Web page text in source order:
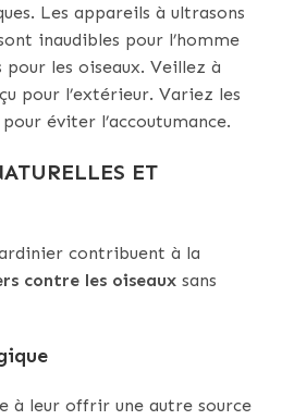
Les appareils à ultrasons
inaudibles pour l’homme
les oiseaux. Veillez à
pour l’extérieur. Variez les
éviter l’accoutumance.
ET
contribuent à la
contre les oiseaux sans
à leur offrir une autre source